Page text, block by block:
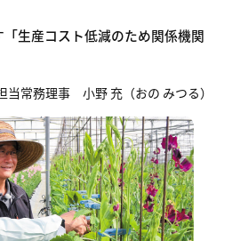
生産コスト低減のため関係機関
当常務理事 小野 充（おの みつる）